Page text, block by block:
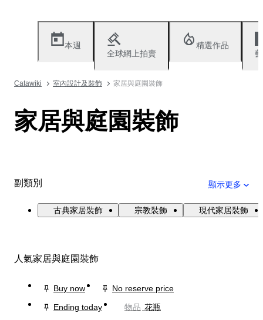
本週
全球網上拍賣
精選作品
Catawiki 室內設計及裝飾 家居與庭園裝飾
家居與庭園裝飾
副類別 顯示更多
古典家居裝飾 宗教裝飾 現代家居裝飾
人氣家居與庭園裝飾
Buy now
No reserve price
Ending today
物品 花瓶